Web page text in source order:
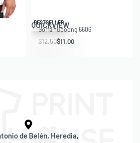
Save $1.50
BESTSELLER
QUICKVIEW
Gorra Yupoong 6606
$12.50$11.00
de Belén, Heredia,